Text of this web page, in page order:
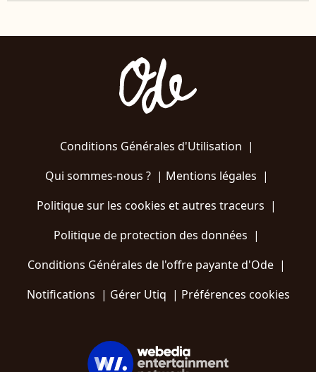
Conditions Générales d'Utilisation |
Qui sommes-nous ?| Mentions légales |
Politique sur les cookies et autres traceurs |
Politique de protection des données |
Conditions Générales de l'offre payante d'Ode |
Notifications | Gérer Utiq | Préférences cookies